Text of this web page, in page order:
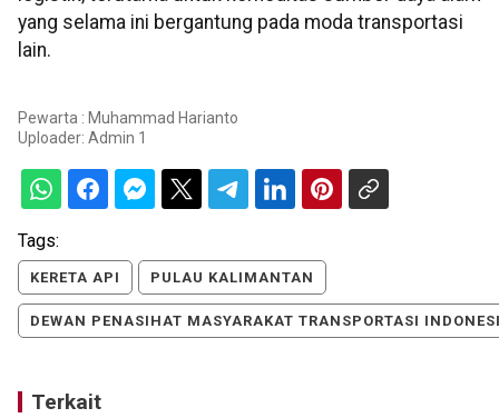
yang selama ini bergantung pada moda transportasi
lain.
Pewarta : Muhammad Harianto
Uploader: Admin 1
Tags:
KERETA API PULAU KALIMANTAN
DEWAN PENASIHAT MASYARAKAT TRANSPORTASI
Terkait